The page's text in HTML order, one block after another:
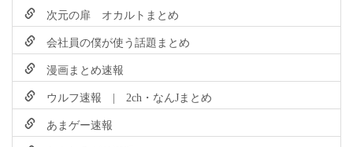
次元の扉 オカルトまとめ
会社員の僕が使う話題まとめ
漫画まとめ速報
ウルフ速報 | 2ch・なんJまとめ
あまゲー速報